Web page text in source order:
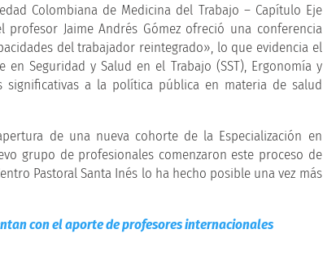
Colombiana de Medicina del Trabajo – Capítulo Eje
Jaime Andrés Gómez ofreció una conferencia
del trabajador reintegrado», lo que evidencia el
Seguridad y Salud en el Trabajo (SST), Ergonomía y
significativas a la política pública en materia de salud
de una nueva cohorte de la Especialización en
grupo de profesionales comenzaron este proceso de
Pastoral Santa Inés lo ha hecho posible una vez más
con el aporte de profesores internacionales